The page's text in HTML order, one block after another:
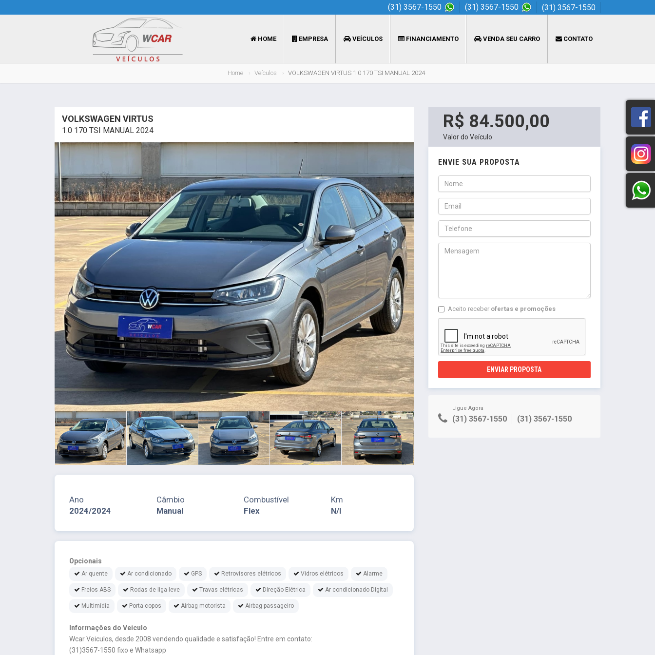
(31) 3567-1550 (31) 3567-1550 (31) 3567-1550
HOME EMPRESA VEÍCULOS FINANCIAMENTO VENDA SEU CARRO CONTATO
Home Veículos VOLKSWAGEN VIRTUS 1.0 170 TSI MANUAL 2024
VOLKSWAGEN VIRTUS
1.0 170 TSI MANUAL 2024
Ano
2024/2024
Câmbio
Manual
Combustível
Flex
Km
N/I
Opcionais
Ar quente Ar condicionado GPS Retrovisores elétricos Vidros elétricos Alarme
Freios ABS Rodas de liga leve Travas elétricas Direção Elétrica Ar condicionado Digital
Multimídia Porta copos Airbag motorista Airbag passageiro
Informações do Veículo
Wcar Veiculos, desde 2008 vendendo qualidade e satisfação! Entre em contato:
(31)3567-1550 fixo e Whatsapp
R$ 84.500,00
Valor do Veículo
ENVIE SUA PROPOSTA
Aceito receber ofertas e promoções
ENVIAR PROPOSTA
Ligue Agora
(31) 3567-1550 (31) 3567-1550